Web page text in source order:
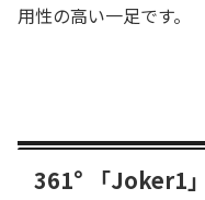
用性の高い一足です。
361° 「Joker1